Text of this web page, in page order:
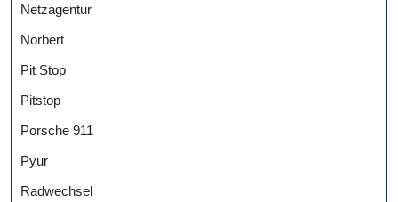
Netzagentur
Norbert
Pit Stop
Pitstop
Porsche 911
Pyur
Radwechsel